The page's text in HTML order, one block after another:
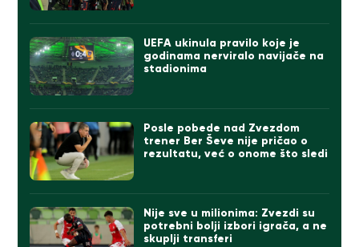
UEFA ukinula pravilo koje je
godinama nerviralo navijače na
stadionima
Posle pobede nad Zvezdom
trener Ber Ševe nije pričao o
rezultatu, već o onome što sledi
Nije sve u milionima: Zvezdi su
potrebni bolji izbori igrača, a ne
skuplji transferi